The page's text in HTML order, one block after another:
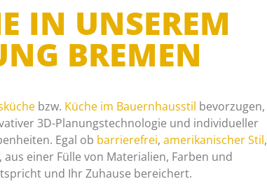
IN UNSEREM
BREMEN
bzw. Küche im Bauernhausstil bevorzugen,
3D-Planungstechnologie und individueller
Egal ob barrierefrei, amerikanischer Stil,
einer Fülle von Materialien, Farben und
und Ihr Zuhause bereichert.